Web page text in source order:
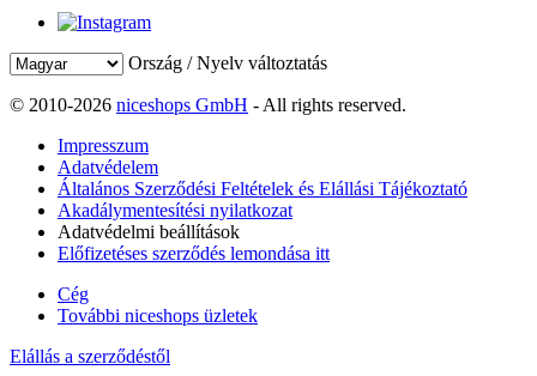
Ország / Nyelv változtatás
© 2010-2026 niceshops GmbH - All rights reserved.
Impresszum
Adatvédelem
Általános Szerződési Feltételek és Elállási Tájékoztató
Akadálymentesítési nyilatkozat
Adatvédelmi beállítások
Előfizetéses szerződés lemondása itt
Cég
További niceshops üzletek
Elállás a szerződéstől